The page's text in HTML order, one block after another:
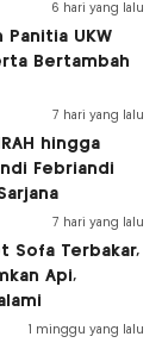
6 hari yang lalu
UKW
Bertambah
7 hari yang lalu
hingga
Febriandi
7 hari yang lalu
Sofa Terbakar,
Api,
1 minggu yang lalu